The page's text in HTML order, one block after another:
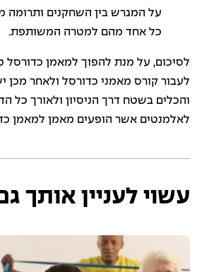
על המגרש בין השחקנים ותרומה
כל אחד מהם למטרה המשותפת.
לסיכום, על מנת להפוך למאמן כדורסל
לעבור קורס מאמני כדורסל ולאחר מכן
והכלים בשטח דרך הניסיון ולאורך כל
לאלמנטים אשר הופעים מאמן למאמן
עשוי לעניין אותך